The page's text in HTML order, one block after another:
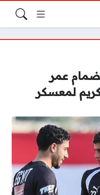
عمر
لمعسكر